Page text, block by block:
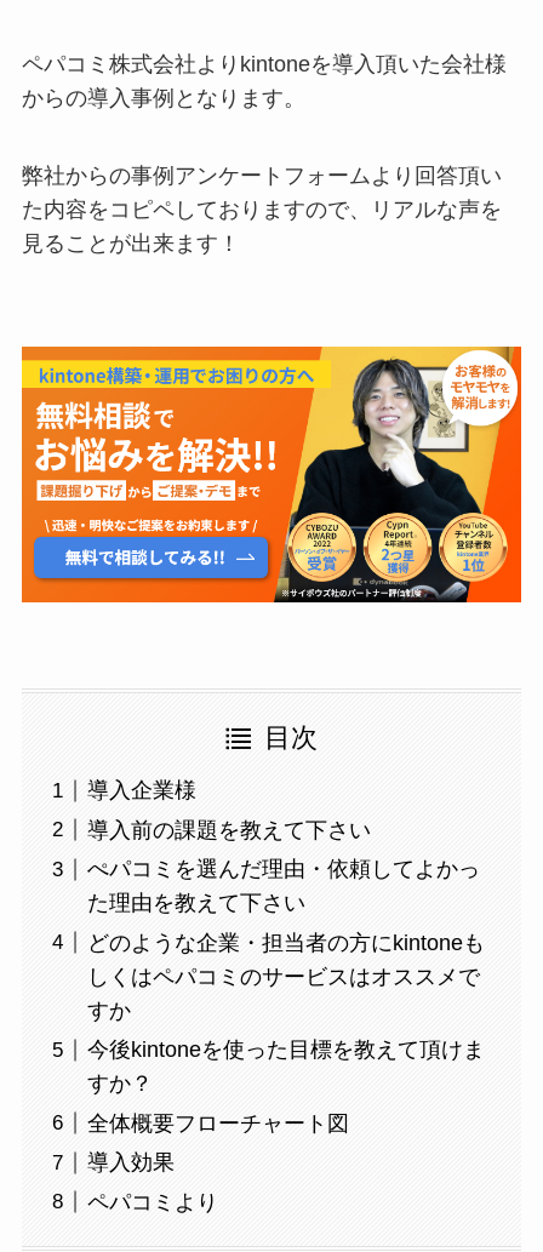
ペパコミ株式会社よりkintoneを導入頂いた会社様
からの導入事例となります。
弊社からの事例アンケートフォームより回答頂い
た内容をコピペしておりますので、リアルな声を
見ることが出来ます！
目次
導入企業様
導入前の課題を教えて下さい
ぺパコミを選んだ理由・依頼してよかっ
た理由を教えて下さい
どのような企業・担当者の方にkintoneも
しくはペパコミのサービスはオススメで
すか
今後kintoneを使った目標を教えて頂けま
すか？
全体概要フローチャート図
導入効果
ペパコミより